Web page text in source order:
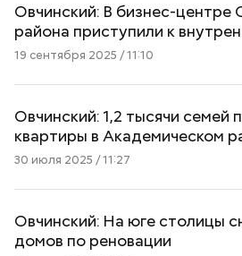
Овчинский: В бизнес-центре
района приступили к
19 сентября 2025 / 11:10
Овчинский: 1,2 тысячи семей
квартиры в Академическом
30 июля 2025 / 11:27
Овчинский: На юге столицы
домов по реновации